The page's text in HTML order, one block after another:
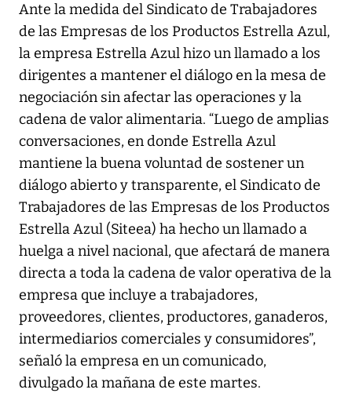
Ante la medida del Sindicato de Trabajadores
de las Empresas de los Productos Estrella Azul,
la empresa Estrella Azul hizo un llamado a los
dirigentes a mantener el diálogo en la mesa de
negociación sin afectar las operaciones y la
cadena de valor alimentaria. “Luego de amplias
conversaciones, en donde Estrella Azul
mantiene la buena voluntad de sostener un
diálogo abierto y transparente, el Sindicato de
Trabajadores de las Empresas de los Productos
Estrella Azul (Siteea) ha hecho un llamado a
huelga a nivel nacional, que afectará de manera
directa a toda la cadena de valor operativa de la
empresa que incluye a trabajadores,
proveedores, clientes, productores, ganaderos,
intermediarios comerciales y consumidores”,
señaló la empresa en un comunicado,
divulgado la mañana de este martes.